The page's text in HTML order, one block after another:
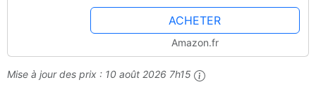
ACHETER
Amazon.fr
Mise à jour des prix : 10 août 2026 7h15